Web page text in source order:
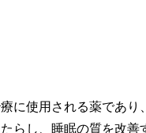
に使用される薬であ
らし、睡眠の質を改善